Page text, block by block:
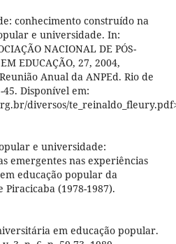
conhecimento construído na
e universidade. In:
NACIONAL DE PÓS-
EDUCAÇÃO, 27, 2004,
Anual da ANPEd. Rio de
45. Disponível em:
diversos/
e universidade:
emergentes nas experiências
educação popular da
(1978-1987).
em educação popular.